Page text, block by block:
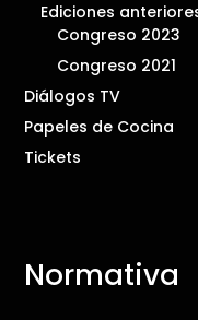
Ediciones
Congreso 2023
Congreso 2021
Diálogos TV
Papeles de Cocina
Tickets
Normativa